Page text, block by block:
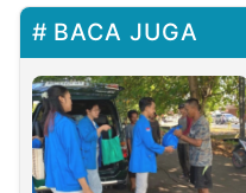
BACA JUGA